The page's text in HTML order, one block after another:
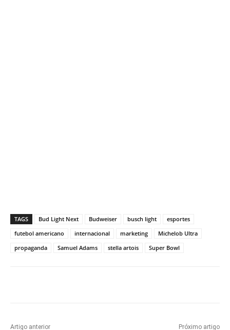
TAGS Bud Light Next Budweiser busch light
esportes
futebol americano
internacional marketing
Michelob Ultra
propaganda
Samuel Adams stella artois Super Bowl
Artigo anterior Próximo artigo